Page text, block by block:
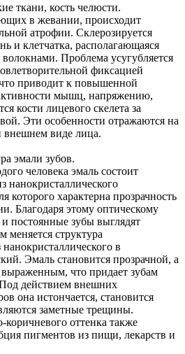
ткани, кость челюсти.
в жевании, происходит
атрофии. Склерозируется
и клетчатка, располагающаяся
Проблема усугубляется
фиксацией
приводит к повышенной
мышц, напряжению,
кости лицевого скелета за
Эти особенности отражаются на
виде лица.
эмали зубов.
человека эмаль состоит
нанокристаллического
которого характерна прозрачность
Благодаря этому оптическому
постоянные зубы выглядят
меняется структура
в
Эмаль становится прозрачной, а
выраженным, что придает зубам
действием внешних
она истончается, становится
заметные трещины.
оттенка также
пигментов из пищи, лекарств и